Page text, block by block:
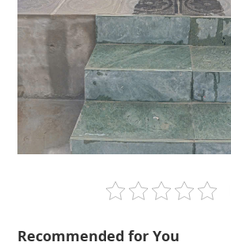
Recommended for You